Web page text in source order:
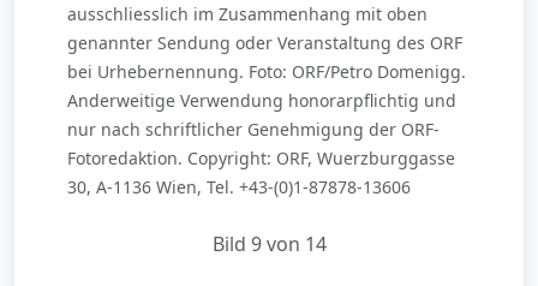
ausschliesslich im Zusammenhang mit oben
genannter Sendung oder Veranstaltung des ORF
bei Urhebernennung. Foto: ORF/Petro Domenigg.
Anderweitige Verwendung honorarpflichtig und
nur nach schriftlicher Genehmigung der ORF-
Fotoredaktion. Copyright: ORF, Wuerzburggasse
30, A-1136 Wien, Tel. +43-(0)1-87878-13606
Bild 9 von 14